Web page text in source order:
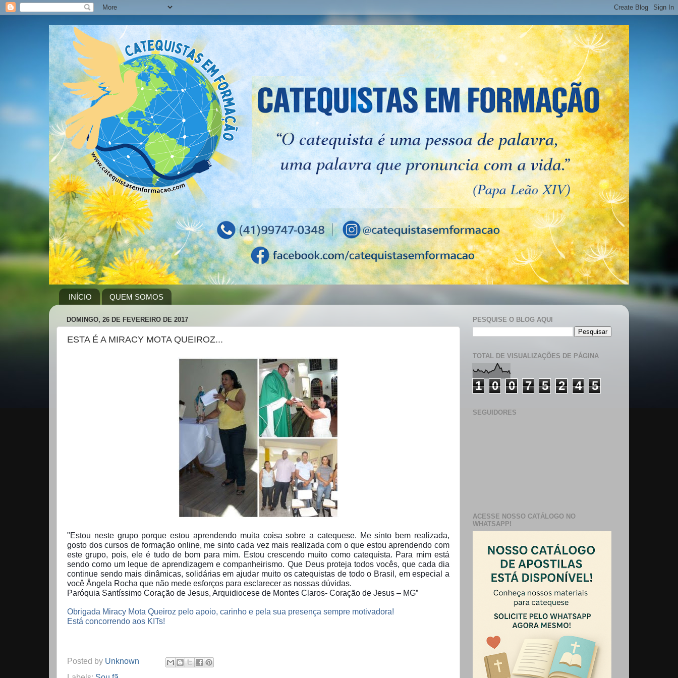
INÍCIO QUEM SOMOS
DOMINGO, 26 DE FEVEREIRO DE 2017
ESTA É A MIRACY MOTA QUEIROZ...
"Estou neste grupo porque estou aprendendo muita coisa sobre a catequese. Me sinto bem realizada,
gosto dos cursos de formação online, me sinto cada vez mais realizada com o que estou aprendendo com
este grupo, pois, ele é tudo de bom para mim. Estou crescendo muito como catequista. Para mim está
sendo como um leque de aprendizagem e companheirismo. Que Deus proteja todos vocês, que cada dia
continue sendo mais dinâmicas, solidárias em ajudar muito os catequistas de todo o Brasil, em especial a
você Ângela Rocha que não mede esforços para esclarecer as nossas dúvidas.
Paróquia Santíssimo Coração de Jesus, Arquidiocese de Montes Claros- Coração de Jesus – MG”
Obrigada Miracy Mota Queiroz pelo apoio, carinho e pela sua presença sempre motivadora!
Está concorrendo aos KITs!
Posted by Unknown
PESQUISE O BLOG AQUI
TOTAL DE VISUALIZAÇÕES DE PÁGINA
1 0 0 7 5 2 4 5
SEGUIDORES
ACESSE NOSSO CATÁLOGO NO
WHATSAPP!